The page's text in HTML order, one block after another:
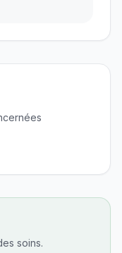
soins.